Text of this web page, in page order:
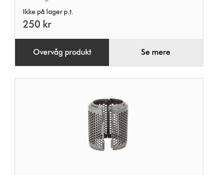
Ikke på lager p.t.
250 kr
Overvåg produkt Se mere